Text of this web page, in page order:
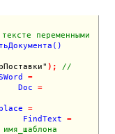
переменными
) ;
//
=
Doc
=
=
FindText
=